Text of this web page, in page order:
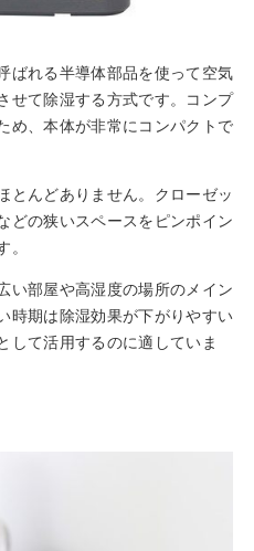
ばれる半導体部品を使って空気
せて除湿する方式です。コンプ
め、本体が非常にコンパクトで
とんどありません。クローゼッ
どの狭いスペースをピンポイン
。
い部屋や高湿度の場所のメイン
時期は除湿効果が下がりやすい
して活用するのに適していま